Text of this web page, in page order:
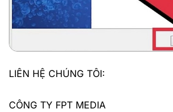
LIÊN HỆ CHÚNG TÔI:
CÔNG TY FPT MEDIA